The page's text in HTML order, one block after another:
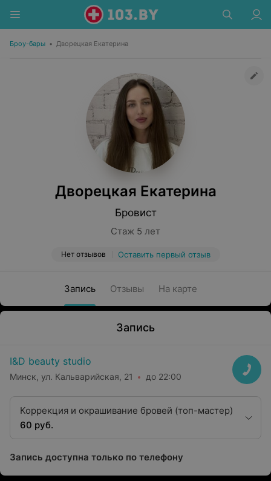
Броу-бары • Дворецкая Екатерина
Дворецкая Екатерина
Бровист
Стаж 5 лет
Нет отзывов Оставить первый отзыв
Запись Отзывы На карте
Запись
I&D beauty studio
Минск, ул. Кальварийская, 21 до 22:00
Коррекция и окрашивание бровей (топ-мастер)
60 руб.
Запись доступна только по телефону